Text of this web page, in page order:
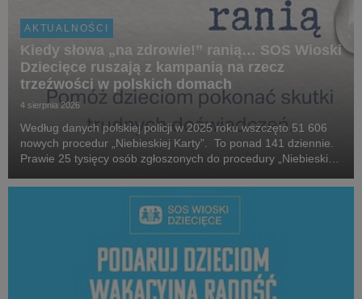
AKTUALNOŚCI
Kiedy słowa „na zdrowie!” ranią… SOS Wioski
Dziecięce ruszają z kampanią na rzecz
trzeźwości w polskich domach
4 sierpnia 2026
Według danych polskiej policji w 2025 roku wszczęto 51 606
nowych procedur „Niebieskiej Karty”. To ponad 141 dziennie.
Prawie 25 tysięcy osób zgłoszonych do procedury „Niebieskiej
pod wpływem alkoholu. W 2025 roku...